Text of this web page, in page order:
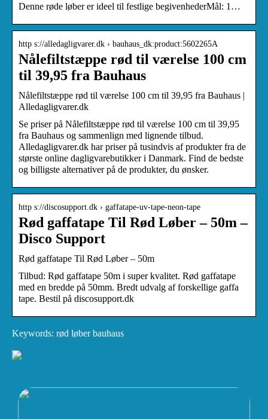
Denne røde løber er ideel til festlige begivenhederMål: 1…
http s://alledagligvarer.dk › bauhaus_dk:product:5602265A
Nålefiltstæppe rød til værelse 100 cm
til 39,95 fra Bauhaus
Nålefiltstæppe rød til værelse 100 cm til 39,95 fra Bauhaus |
Alledagligvarer.dk
Se priser på Nålefiltstæppe rød til værelse 100 cm til 39,95
fra Bauhaus og sammenlign med lignende tilbud.
Alledagligvarer.dk har priser på tusindvis af produkter fra de
største online dagligvarebutikker i Danmark. Find de bedste
og billigste alternativer på de produkter, du ønsker.
http s://discosupport.dk › gaffatape-uv-tape-neon-tape
Rød gaffatape Til Rød Løber – 50m –
Disco Support
Rød gaffatape Til Rød Løber – 50m
Tilbud: Rød gaffatape 50m i super kvalitet. Rød gaffatape
med en bredde på 50mm. Bredt udvalg af forskellige gaffa
tape. Bestil på discosupport.dk
Keywords: rød løber bauhaus